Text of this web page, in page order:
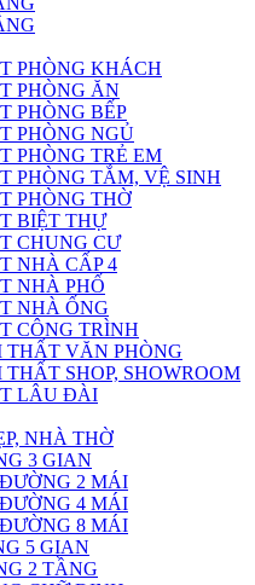
PHÒNG KHÁCH
PHÒNG ĂN
PHÒNG BẾP
PHÒNG NGỦ
PHÒNG TRẺ EM
PHÒNG TẮM, VỆ SINH
PHÒNG THỜ
BIỆT THỰ
CHUNG CƯ
NHÀ CẤP 4
NHÀ PHỐ
NHÀ ỐNG
CÔNG TRÌNH
THẤT VĂN PHÒNG
SHOP, SHOWROOM
LÂU ĐÀI
NHÀ THỜ
3 GIAN
2 MÁI
4 MÁI
8 MÁI
5 GIAN
2 TẦNG